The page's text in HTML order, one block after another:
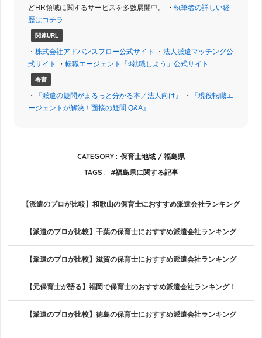
どHR領域に関するサービスを多数展開中。 ・ 執筆者の詳しい経
歴はコチラ
関連URL
・ 株式会社アドバンスフロー公式サイト ・ 法人派遣マッチング公
式サイト
・ 転職エージェント「♯就職しよう」公式サイト
著書
・ 『派遣の疑問がまるっと分かる本／法人向け』 ・
『現役転職エ
ージェントが解決！面接の疑問 Q&A』
CATEGORY : 保育士地域
福島県
TAGS :
福島県に関する記事
【派遣のプロが比較】和歌山の保育士におすすめ派遣会社ランキング
【派遣のプロが比較】千葉の保育士におすすめ派遣会社ランキング
【派遣のプロが比較】滋賀の保育士におすすめ派遣会社ランキング
【元保育士が語る】福岡で保育士のおすすめ派遣会社ランキング！
【派遣のプロが比較】徳島の保育士におすすめ派遣会社ランキング